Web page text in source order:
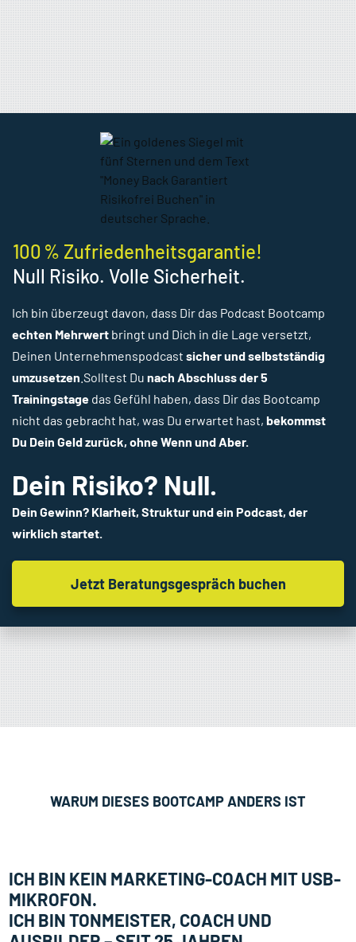
100 % Zufriedenheitsgarantie!
Null Risiko. Volle Sicherheit.
Ich bin überzeugt davon, dass Dir das Podcast Bootcamp
echten Mehrwert bringt und Dich in die Lage versetzt,
Deinen Unternehmenspodcast sicher und selbstständig
umzusetzen .Solltest Du nach Abschluss der 5
Trainingstage das Gefühl haben, dass Dir das Bootcamp
nicht das gebracht hat, was Du erwartet hast, bekommst
Du Dein Geld zurück, ohne Wenn und Aber.
Dein Risiko? Null.
Dein Gewinn? Klarheit, Struktur und ein Podcast, der
wirklich startet.
Jetzt Beratungsgespräch buchen
WARUM DIESES BOOTCAMP ANDERS IST
ICH BIN KEIN MARKETING-COACH MIT USB-
MIKROFON.
ICH BIN TONMEISTER, COACH UND